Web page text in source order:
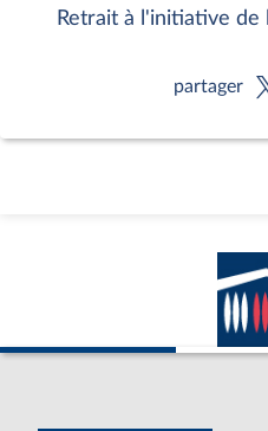
Retrait à l'initiative de
partager